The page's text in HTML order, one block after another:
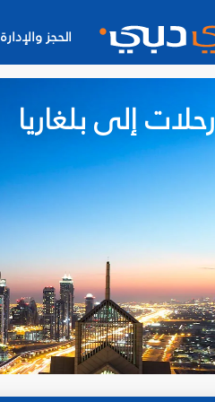
الحجز والإدارة
رحلات إلى بلغاريا